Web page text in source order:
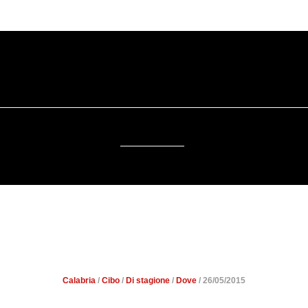
Calabria / Cibo / Di stagione / Dove / 26/05/2015